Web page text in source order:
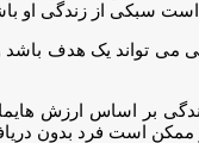
سبکی از زندگی او
می تواند یک هدف
اساس ارزش
است فرد بدون